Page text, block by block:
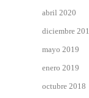
abril 2020
diciembre
mayo 2019
enero 2019
octubre 2018